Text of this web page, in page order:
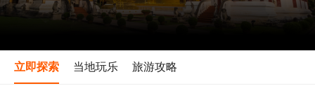
立即探索 当地玩乐 旅游攻略